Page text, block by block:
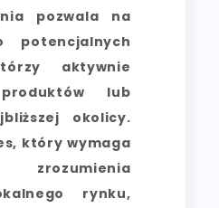
pozwala na
potencjalnych
aktywnie
lub
okolicy.
który wymaga
zrozumienia
rynku,